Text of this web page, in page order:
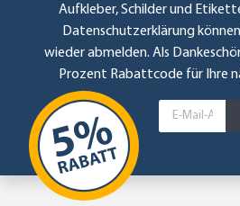
Aufkleber, Schilder und
Datenschutzerklärung
wieder abmelden. Als
Prozent Rabattcode für Ihre